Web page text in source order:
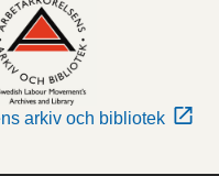
arkiv och bibliotek